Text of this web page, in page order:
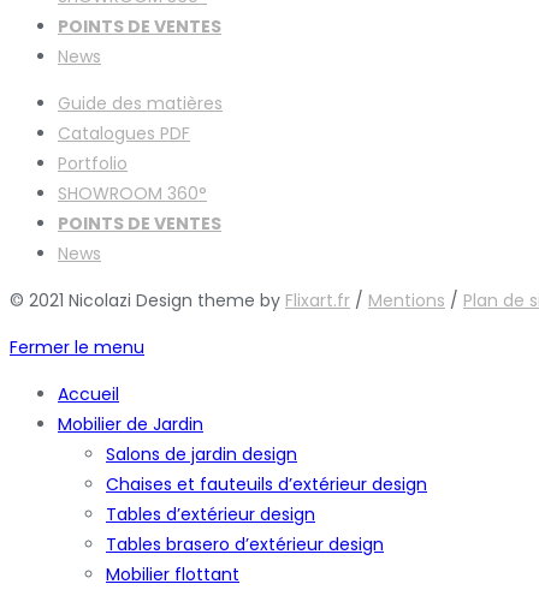
POINTS DE VENTES
News
Guide des matières
Catalogues PDF
Portfolio
SHOWROOM 360°
POINTS DE VENTES
News
© 2021 Nicolazi Design theme by Flixart.fr / Mentions / Plan de
Fermer le menu
Accueil
Mobilier de Jardin
Salons de jardin design
Chaises et fauteuils d’extérieur design
Tables d’extérieur design
Tables brasero d’extérieur design
Mobilier flottant